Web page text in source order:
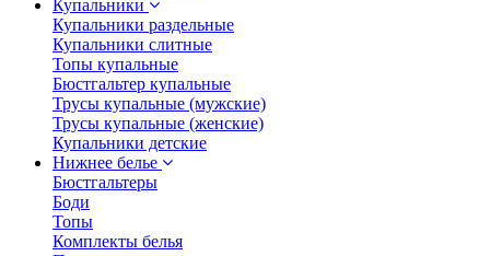
Купальники
Купальники раздельные
Купальники слитные
Топы купальные
Бюстгальтер купальные
Трусы купальные (мужские)
Трусы купальные (женские)
Купальники детские
Нижнее белье
Бюстгальтеры
Боди
Топы
Комплекты белья